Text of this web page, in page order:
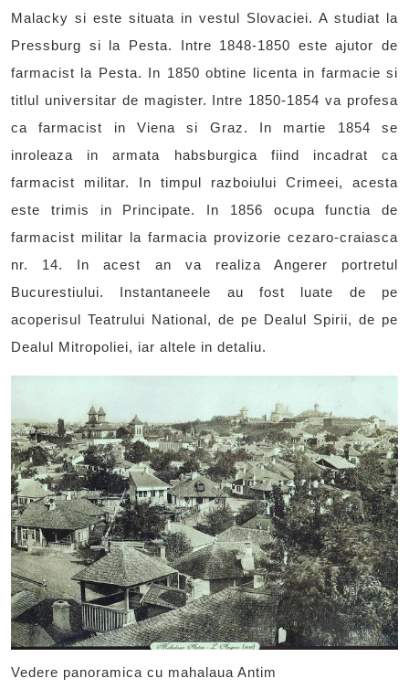
Malacky si este situata in vestul Slovaciei. A studiat la
Pressburg si la Pesta. Intre 1848-1850 este ajutor de
farmacist la Pesta. In 1850 obtine licenta in farmacie si
titlul universitar de magister. Intre 1850-1854 va profesa
ca farmacist in Viena si Graz. In martie 1854 se
inroleaza in armata habsburgica fiind incadrat ca
farmacist militar. In timpul razboiului Crimeei, acesta
este trimis in Principate. In 1856 ocupa functia de
farmacist militar la farmacia provizorie cezaro-craiasca
nr. 14. In acest an va realiza Angerer portretul
Bucurestiului. Instantaneele au fost luate de pe
acoperisul Teatrului National, de pe Dealul Spirii, de pe
Dealul Mitropoliei, iar altele in detaliu.
Vedere panoramica cu mahalaua Antim